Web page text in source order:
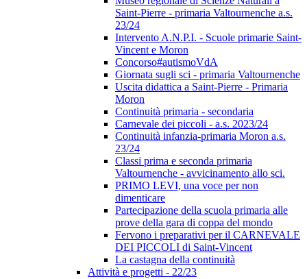
Saint-Pierre - primaria Valtournenche a.s.
23/24
Intervento A.N.P.I. - Scuole primarie Saint-
Vincent e Moron
Concorso#autismoVdA
Giornata sugli sci - primaria Valtournenche
Uscita didattica a Saint-Pierre - Primaria
Moron
Continuità primaria - secondaria
Carnevale dei piccoli - a.s. 2023/24
Continuità infanzia-primaria Moron a.s.
23/24
Classi prima e seconda primaria
Valtournenche - avvicinamento allo sci.
PRIMO LEVI, una voce per non
dimenticare
Partecipazione della scuola primaria alle
prove della gara di coppa del mondo
Fervono i preparativi per il CARNEVALE
DEI PICCOLI di Saint-Vincent
La castagna della continuità
Attività e progetti - 22/23